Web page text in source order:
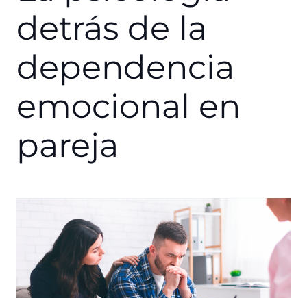
detrás de la
dependencia
emocional en
pareja